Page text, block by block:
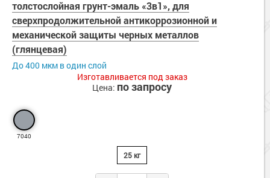
толстослойная грунт-эмаль «3в1», для
сверхпродолжительной антикоррозионной и
механической защиты черных металлов
(глянцевая)
До 400 мкм в один слой
Изготавливается под заказ
Цена: по запросу
7040
25 кг